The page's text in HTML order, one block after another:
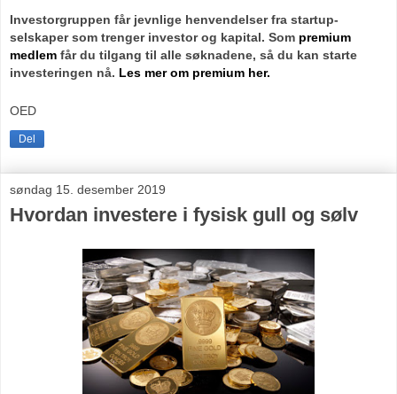
Investorgruppen får jevnlige henvendelser fra startup-
selskaper som trenger investor og kapital. Som premium
medlem får du tilgang til alle søknadene, så du kan starte
investeringen nå. Les mer om premium her.
OED
Del
søndag 15. desember 2019
Hvordan investere i fysisk gull og sølv